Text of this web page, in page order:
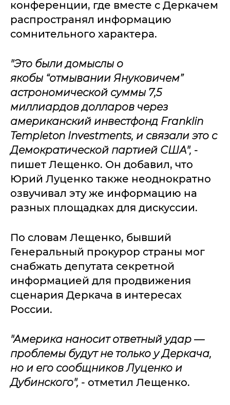
конференции, где вместе с Деркачем
распространял информацию
сомнительного характера.
"Это были домыслы о
якобы “отмывании Януковичем”
астрономической суммы 7,5
миллиардов долларов через
американский инвестфонд Franklin
Templeton Investments, и связали это с
Демократической партией США", -
пишет Лещенко. Он добавил, что
Юрий Луценко также неоднократно
озвучивал эту же информацию на
разных площадках для дискуссии.
По словам Лещенко, бывший
Генеральный прокурор страны мог
снабжать депутата секретной
информацией для продвижения
сценария Деркача в интересах
России.
"Америка наносит ответный удар —
проблемы будут не только у Деркача,
но и его сообщников Луценко и
Дубинского", - отметил Лещенко.